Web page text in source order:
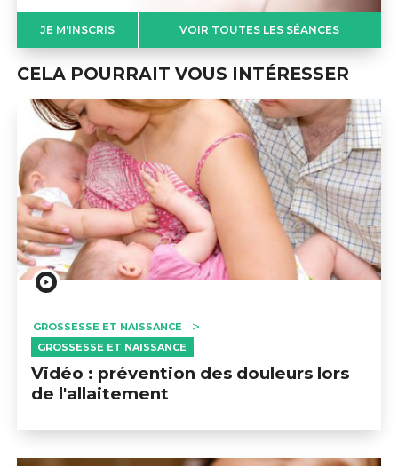
JE M'INSCRIS VOIR TOUTES LES SÉANCES
CELA POURRAIT VOUS INTÉRESSER
GROSSESSE ET NAISSANCE
GROSSESSE ET NAISSANCE
Vidéo : prévention des douleurs lors
de l'allaitement